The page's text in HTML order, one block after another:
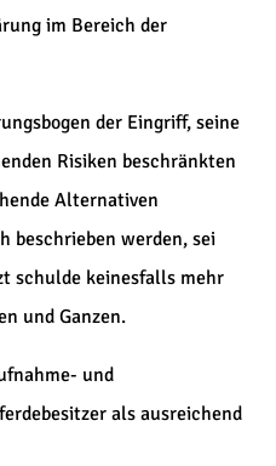
im Bereich der
der Eingriff, seine
Risiken beschränkten
Alternativen
beschrieben werden, sei
schulde keinesfalls mehr
und Ganzen.
und
als ausreichend